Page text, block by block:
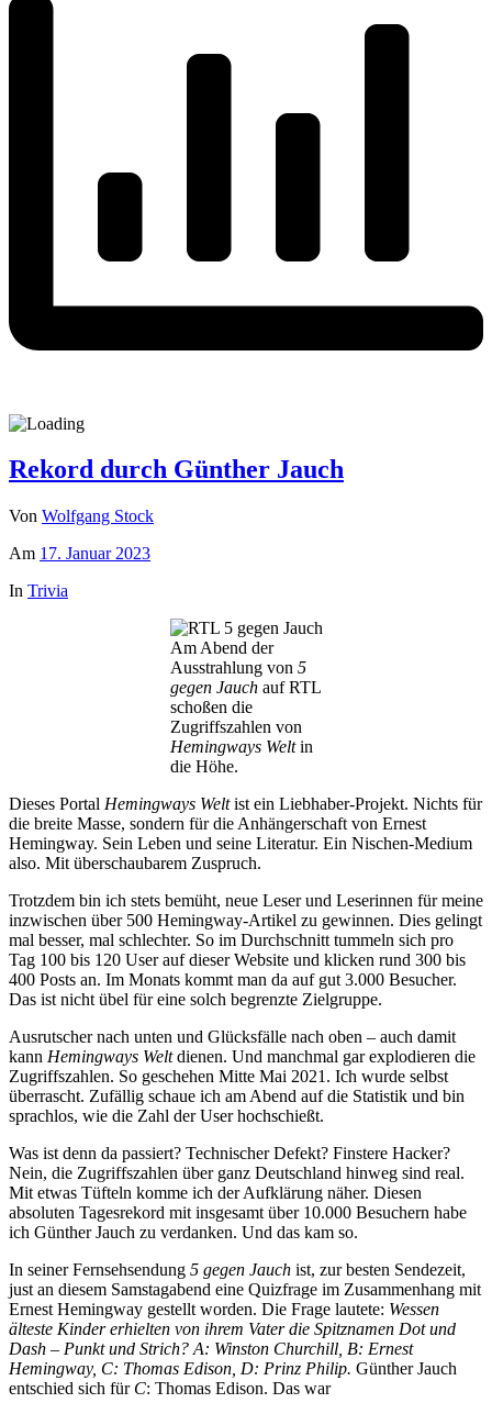
Rekord durch Günther Jauch
Von Wolfgang Stock
Am 17. Januar 2023
In Trivia
Am Abend der
Ausstrahlung von 5
gegen Jauchauf RTL
schoßen die
Zugriffszahlen von
Hemingways Weltin
die Höhe.
Dieses Portal Hemingways Weltist ein Liebhaber-Projekt. Nichts für
die breite Masse, sondern für die Anhängerschaft von Ernest
Hemingway. Sein Leben und seine Literatur. Ein Nischen-Medium
also. Mit überschaubarem Zuspruch.
Trotzdem bin ich stets bemüht, neue Leser und Leserinnen für meine
inzwischen über 500 Hemingway-Artikel zu gewinnen. Dies gelingt
mal besser, mal schlechter. So im Durchschnitt tummeln sich pro
Tag 100 bis 120 User auf dieser Website und klicken rund 300 bis
400 Posts an. Im Monats kommt man da auf gut 3.000 Besucher.
Das ist nicht übel für eine solch begrenzte Zielgruppe.
Ausrutscher nach unten und Glücksfälle nach oben – auch damit
kann Hemingways Weltdienen. Und manchmal gar explodieren die
Zugriffszahlen. So geschehen Mitte Mai 2021. Ich wurde selbst
überrascht. Zufällig schaue ich am Abend auf die Statistik und bin
sprachlos, wie die Zahl der User hochschießt.
Was ist denn da passiert? Technischer Defekt? Finstere Hacker?
Nein, die Zugriffszahlen über ganz Deutschland hinweg sind real.
Mit etwas Tüfteln komme ich der Aufklärung näher. Diesen
absoluten Tagesrekord mit insgesamt über 10.000 Besuchern habe
ich Günther Jauch zu verdanken. Und das kam so.
In seiner Fernsehsendung 5 gegen Jauch ist, zur besten Sendezeit,
just an diesem Samstagabend eine Quizfrage im Zusammenhang mit
Ernest Hemingway gestellt worden. Die Frage lautete: Wessen
älteste Kinder erhielten von ihrem Vater die Spitznamen Dot und
Dash – Punkt und Strich? A: Winston Churchill, B: Ernest
Hemingway, C: Thomas Edison, D: Prinz Philip. Günther Jauch
entschied sich für C: Thomas Edison. Das war